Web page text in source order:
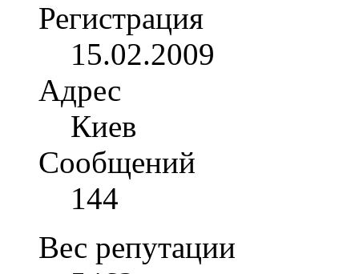
Регистрация
15.02.2009
Адрес
Киев
Сообщений
144
Вес репутации